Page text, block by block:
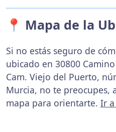
📍 Mapa de la
Si no estás seguro de
ubicado en 30800
Cam. Viejo del Puerto,
Murcia, no te preocupes,
mapa para orientarte. Ir